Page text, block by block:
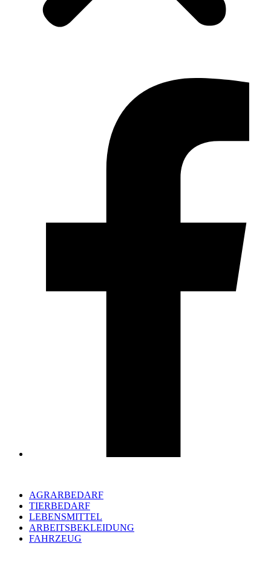
AGRARBEDARF
TIERBEDARF
LEBENSMITTEL
ARBEITSBEKLEIDUNG
FAHRZEUG